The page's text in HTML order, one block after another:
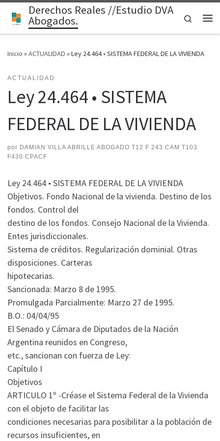
Saltar al contenido
Derechos Reales //Estudio DVA
Abogados.
Search
Inicio »ACTUALIDAD »Ley 24.464 • SISTEMA FEDERAL DE LA VIVIENDA
ACTUALIDAD
Ley 24.464 • SISTEMA
FEDERAL DE LA VIVIENDA
por DAMIAN VILLA ABRILLE ABOGADO T12 F 243 CAM T103
F430 CPACF
Ley 24.464 • SISTEMA FEDERAL DE LA VIVIENDA
Objetivos. Fondo Nacional de la vivienda. Destino de los
fondos. Control del
destino de los fondos. Consejo Nacional de la Vivienda.
Entes jurisdiccionales.
Sistema de créditos. Regularización dominial. Otras
disposiciones. Carteras
hipotecarias.
Sancionada: Marzo 8 de 1995.
Promulgada Parcialmente: Marzo 27 de 1995.
B.O.: 04/04/95
El Senado y Cámara de Diputados de la Nación
Argentina reunidos en Congreso,
etc., sancionan con fuerza de Ley:
Capítulo I
Objetivos
ARTICULO 1º -Créase el Sistema Federal de la Vivienda
con el objeto de facilitar las
condiciones necesarias para posibilitar a la población de
recursos insuficientes, en